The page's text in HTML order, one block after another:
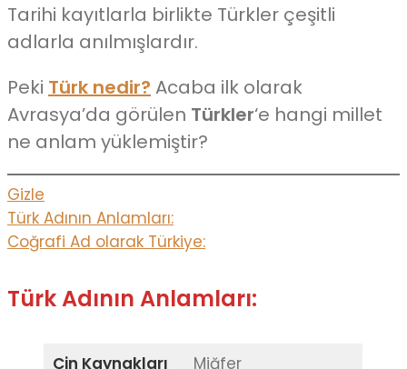
Tarihi kayıtlarla birlikte Türkler çeşitli
adlarla anılmışlardır.
Peki Türk nedir? Acaba ilk olarak
Avrasya’da görülen Türkler‘e hangi millet
ne anlam yüklemiştir?
Gizle
Türk Adının Anlamları:
Coğrafi Ad olarak Türkiye:
Türk Adının Anlamları:
Çin Kaynakları
Miğfer